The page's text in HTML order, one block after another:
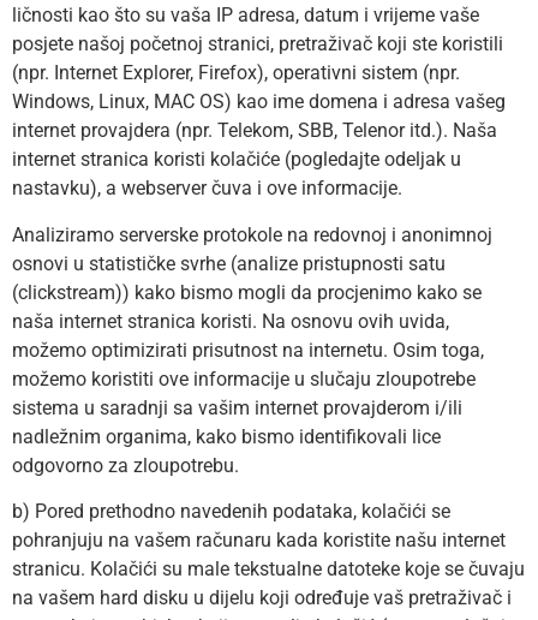
ličnosti kao što su vaša IP adresa, datum i vrijeme vaše
posjete našoj početnoj stranici, pretraživač koji ste koristili
(npr. Internet Explorer, Firefox), operativni sistem (npr.
Windows, Linux, MAC OS) kao ime domena i adresa vašeg
internet provajdera (npr. Telekom, SBB, Telenor itd.). Naša
internet stranica koristi kolačiće (pogledajte odeljak u
nastavku), a webserver čuva i ove informacije.
Analiziramo serverske protokole na redovnoj i anonimnoj
osnovi u statističke svrhe (analize pristupnosti satu
(clickstream)) kako bismo mogli da procjenimo kako se
naša internet stranica koristi. Na osnovu ovih uvida,
možemo optimizirati prisutnost na internetu. Osim toga,
možemo koristiti ove informacije u slučaju zloupotrebe
sistema u saradnji sa vašim internet provajderom i/ili
nadležnim organima, kako bismo identifikovali lice
odgovorno za zloupotrebu.
b) Pored prethodno navedenih podataka, kolačići se
pohranjuju na vašem računaru kada koristite našu internet
stranicu. Kolačići su male tekstualne datoteke koje se čuvaju
na vašem hard disku u dijelu koji određuje vaš pretraživač i